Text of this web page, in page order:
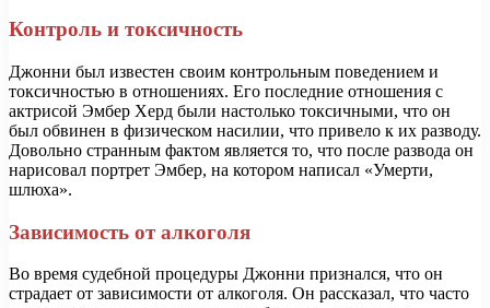
Контроль и токсичность
Джонни был известен своим контрольным поведением и
токсичностью в отношениях. Его последние отношения с
актрисой Эмбер Херд были настолько токсичными, что он
был обвинен в физическом насилии, что привело к их разводу.
Довольно странным фактом является то, что после развода он
нарисовал портрет Эмбер, на котором написал «Умерти,
шлюха».
Зависимость от алкоголя
Во время судебной процедуры Джонни признался, что он
страдает от зависимости от алкоголя. Он рассказал, что часто